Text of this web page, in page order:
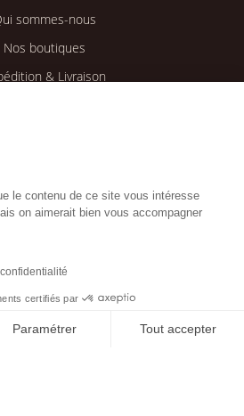
le contenu de ce site vous intéresse
on aimerait bien vous accompagner
certifiés par
Paramétrer Tout accepter
sommes-nous
Nos boutiques
& Livraison
& Remboursement
Mon compte
informations
Blog
Bientôt disponible !